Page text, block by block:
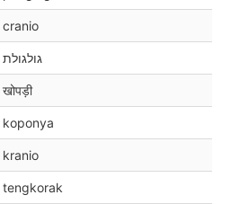
cranio
גולגולת
खोपड़ी
koponya
kranio
tengkorak